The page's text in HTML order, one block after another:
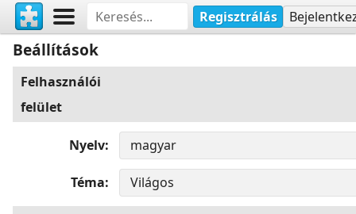
Regisztrálás
Beállítások
Felhasználói
felület
Nyelv
Téma